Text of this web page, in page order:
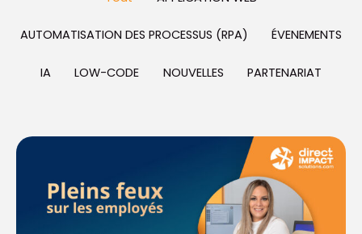
AUTOMATISATION DES PROCESSUS (RPA) ÉVENEMENTS
IA LOW-CODE NOUVELLES PARTENARIAT